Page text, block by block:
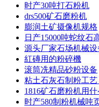
时产30吨打石粉机
drs500矿石磨粉机
膨润土矿摄像机规格
日产15000吨蛇纹石
源头厂家石场机械
紅磚用的粉碎機
滚筒冼精品砂粉设备
粘土石灰石制粉工
1816矿石磨粉机用
时产580制粉机械吨